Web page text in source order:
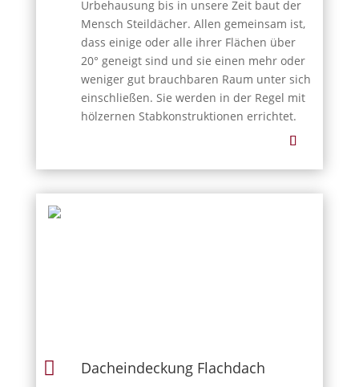
Urbehausung bis in unsere Zeit baut der
Mensch Steildächer. Allen gemeinsam ist,
dass einige oder alle ihrer Flächen über
20° geneigt sind und sie einen mehr oder
weniger gut brauchbaren Raum unter sich
einschließen. Sie werden in der Regel mit
hölzernen Stabkonstruktionen errichtet.
 Dacheindeckung Flachdach